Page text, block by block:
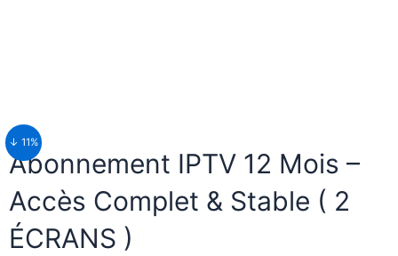
↓ 11%
Abonnement IPTV 12 Mois –
Accès Complet & Stable ( 2
ÉCRANS )